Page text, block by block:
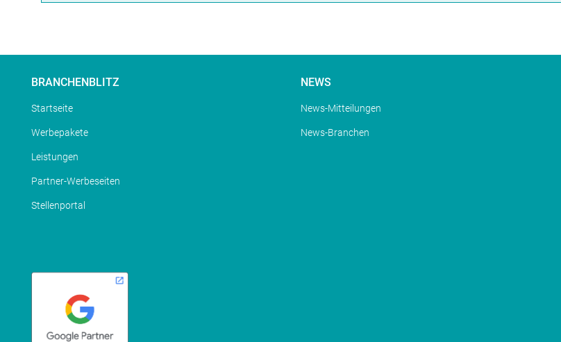
BRANCHENBLITZ
Startseite
Werbepakete
Leistungen
Partner-Werbeseiten
Stellenportal
NEWS
News-Mitteilungen
News-Branchen